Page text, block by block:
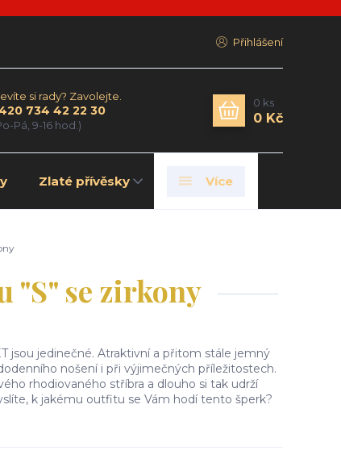
Přihlášení
si rady? Zavolejte.
734 42 22 30
Pá, 9-16 hod.)
0 ks
0 Kč
Zlaté přívěsky Více
"S" se zirkony
jsou jedinečné. Atraktivní a přitom stále jemný
nošení i při výjimečných příležitostech.
rhodiovaného stříbra a dlouho si tak udrží
k jakému outfitu se Vám hodí tento šperk?